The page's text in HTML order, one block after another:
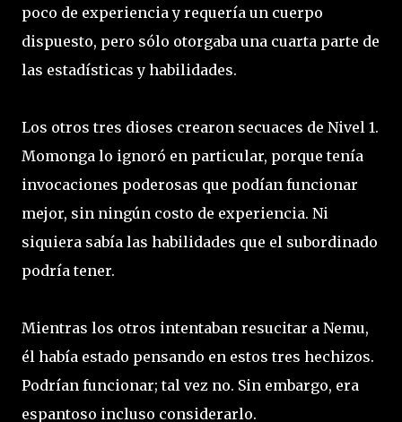
poco de experiencia y requería un cuerpo
dispuesto, pero sólo otorgaba una cuarta parte de
las estadísticas y habilidades.
Los otros tres dioses crearon secuaces de Nivel 1.
Momonga lo ignoró en particular, porque tenía
invocaciones poderosas que podían funcionar
mejor, sin ningún costo de experiencia. Ni
siquiera sabía las habilidades que el subordinado
podría tener.
Mientras los otros intentaban resucitar a Nemu,
él había estado pensando en estos tres hechizos.
Podrían funcionar; tal vez no. Sin embargo, era
espantoso incluso considerarlo.